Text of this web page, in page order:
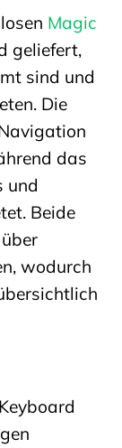
Magic
geliefert,
sind und
Die
das
und
Beide
wodurch